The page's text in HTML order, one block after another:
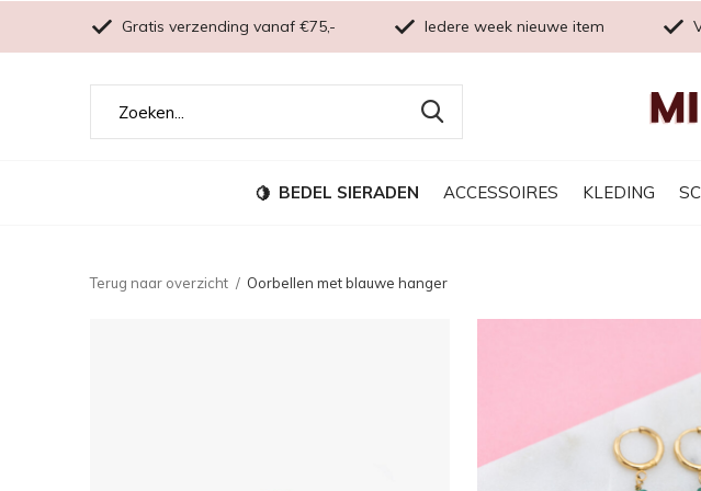
BEDEL SIERADEN ACCESSOIRES KLEDING
Gratis verzending vanaf €75,- Iedere week nieuwe item
Terug naar overzicht Oorbellen met blauwe hanger